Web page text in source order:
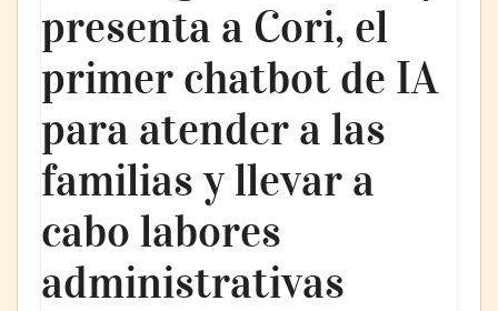
presenta a Cori, el
primer chatbot de IA
para atender a las
familias y llevar a
cabo labores
administrativas